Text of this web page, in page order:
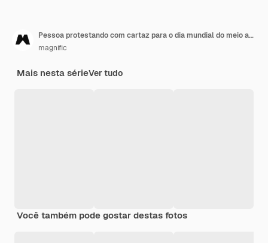
Pessoa protestando com cartaz para o dia mundial do meio ambiente ao ar livre
magnific
Mais nesta sérieVer tudo
Você também pode gostar destas fotos